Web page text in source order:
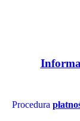
Procedura